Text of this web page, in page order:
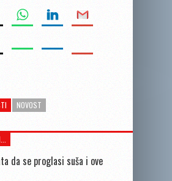
NOVOST
da se proglasi suša i ove